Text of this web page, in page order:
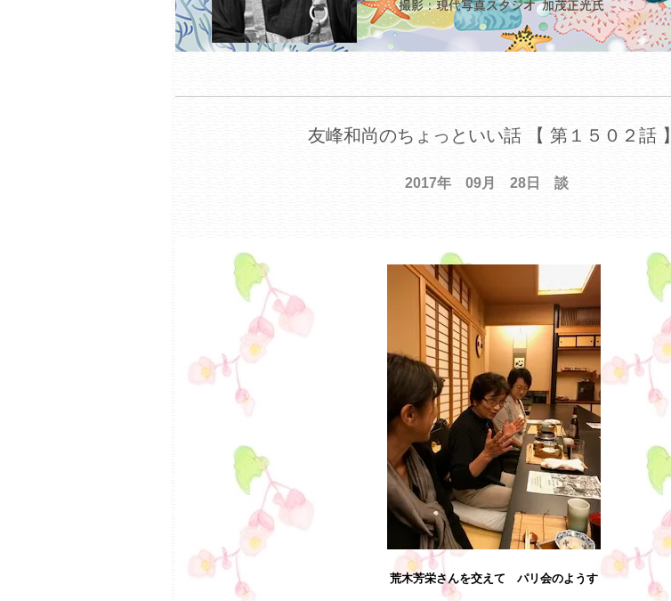
友峰和尚のちょっといい話 【 第１５０２話 】
2017年 09月 28日 談
荒木芳栄さんを交えて パリ会のようす